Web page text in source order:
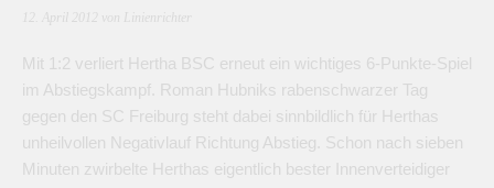
12. April 2012 von Linienrichter
Mit 1:2 verliert Hertha BSC erneut ein wichtiges 6-Punkte-Spiel
im Abstiegskampf. Roman Hubniks rabenschwarzer Tag
gegen den SC Freiburg steht dabei sinnbildlich für Herthas
unheilvollen Negativlauf Richtung Abstieg. Schon nach sieben
Minuten zwirbelte Herthas eigentlich bester Innenverteidiger